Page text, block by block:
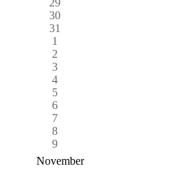
30
31
1
2
3
4
5
6
7
8
9
November